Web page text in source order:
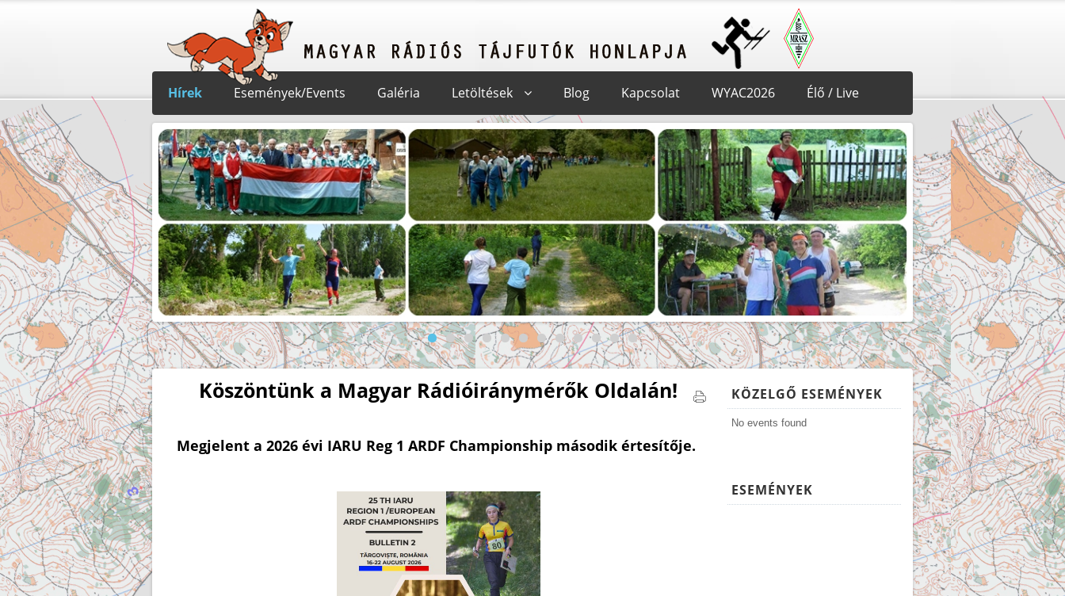
Hírek Események/Events Galéria Letöltések Blog Kapcsolat WYAC2026 Élő / Live
Köszöntünk a Magyar Rádióiránymérők Oldalán!
Megjelent a 2026 évi IARU Reg 1 ARDF Championship második értesítője.
KÖZELGŐ ESEMÉNYEK
No events found
ESEMÉNYEK